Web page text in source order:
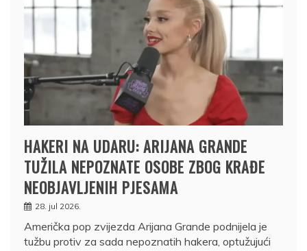
HAKERI NA UDARU: ARIJANA GRANDE
TUŽILA NEPOZNATE OSOBE ZBOG KRAĐE
NEOBJAVLJENIH PJESAMA
28. jul 2026.
Američka pop zvijezda Arijana Grande podnijela je
tužbu protiv za sada nepoznatih hakera, optužujući